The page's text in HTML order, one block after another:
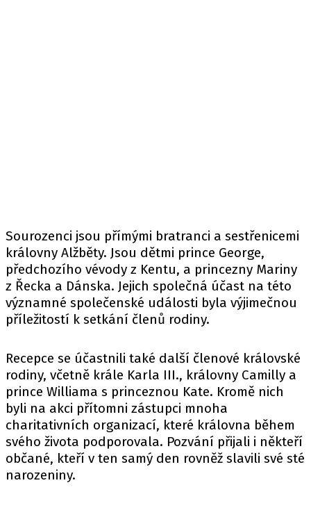
Sourozenci jsou přímými bratranci a sestřenicemi
královny Alžběty. Jsou dětmi prince George,
předchozího vévody z Kentu, a princezny Mariny
z Řecka a Dánska. Jejich společná účast na této
významné společenské události byla výjimečnou
příležitostí k setkání členů rodiny.
Recepce se účastnili také další členové královské
rodiny, včetně krále Karla III., královny Camilly a
prince Williama s princeznou Kate. Kromě nich
byli na akci přítomni zástupci mnoha
charitativních organizací, které královna během
svého života podporovala. Pozvání přijali i někteří
občané, kteří v ten samý den rovněž slavili své sté
narozeniny.